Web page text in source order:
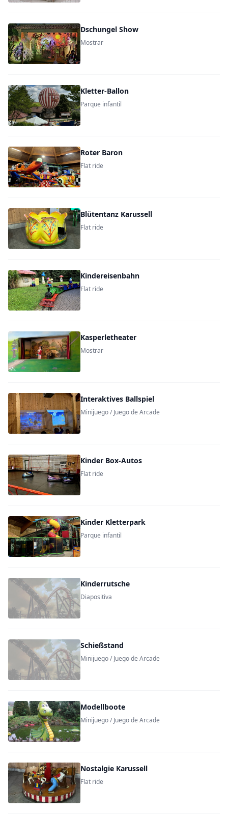
Dschungel Show
Mostrar
Kletter-Ballon
Parque infantil
Roter Baron
Flat ride
Blütentanz Karussell
Flat ride
Kindereisenbahn
Flat ride
Kasperletheater
Mostrar
Interaktives Ballspiel
Minijuego / Juego de Arcade
Kinder Box-Autos
Flat ride
Kinder Kletter­park
Parque infantil
Kinderrutsche
Diapositiva
Schießstand
Minijuego / Juego de Arcade
Modellboote
Minijuego / Juego de Arcade
Nostalgie Karussell
Flat ride